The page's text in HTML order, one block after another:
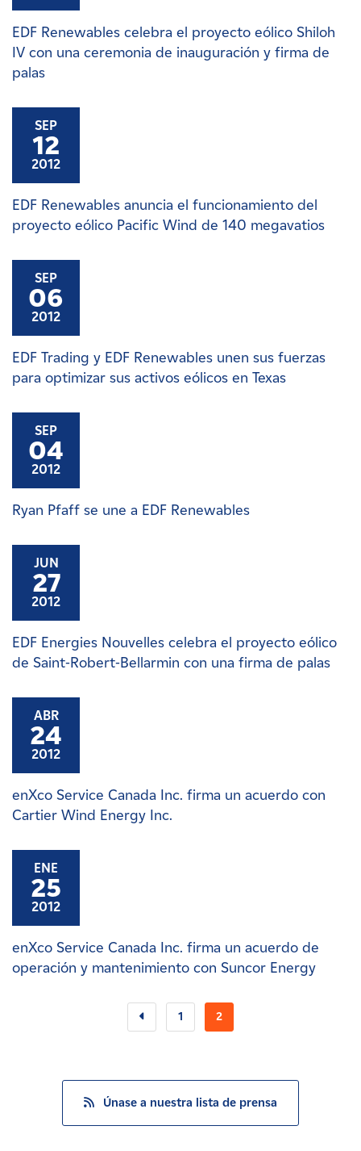
EDF Renewables celebra el proyecto eólico Shiloh
IV con una ceremonia de inauguración y firma de
palas
SEP
12
2012
EDF Renewables anuncia el funcionamiento del
proyecto eólico Pacific Wind de 140 megavatios
SEP
06
2012
EDF Trading y EDF Renewables unen sus fuerzas
para optimizar sus activos eólicos en Texas
SEP
04
2012
Ryan Pfaff se une a EDF Renewables
JUN
27
2012
EDF Energies Nouvelles celebra el proyecto eólico
de Saint-Robert-Bellarmin con una firma de palas
ABR
24
2012
enXco Service Canada Inc. firma un acuerdo con
Cartier Wind Energy Inc.
ENE
25
2012
enXco Service Canada Inc. firma un acuerdo de
operación y mantenimiento con Suncor Energy
1 2
Únase a nuestra lista de prensa